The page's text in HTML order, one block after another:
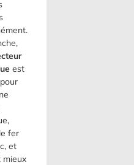
est
fer
et
mieux